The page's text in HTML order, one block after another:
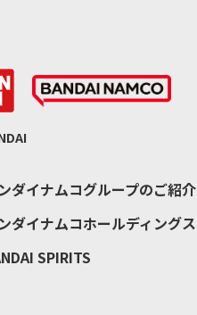
ダイナムコグループのご紹介
ダイナムコホールディングス
SPIRITS